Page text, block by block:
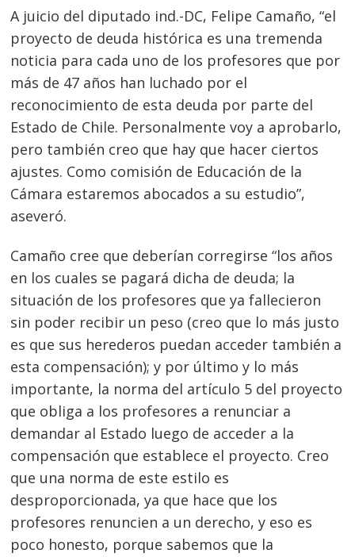
A juicio del diputado ind.-DC, Felipe Camaño, “el
proyecto de deuda histórica es una tremenda
noticia para cada uno de los profesores que por
más de 47 años han luchado por el
reconocimiento de esta deuda por parte del
Estado de Chile. Personalmente voy a aprobarlo,
pero también creo que hay que hacer ciertos
ajustes. Como comisión de Educación de la
Cámara estaremos abocados a su estudio”,
aseveró.
Camaño cree que deberían corregirse “los años
en los cuales se pagará dicha de deuda; la
situación de los profesores que ya fallecieron
sin poder recibir un peso (creo que lo más justo
es que sus herederos puedan acceder también a
esta compensación); y por último y lo más
importante, la norma del artículo 5 del proyecto
que obliga a los profesores a renunciar a
demandar al Estado luego de acceder a la
compensación que establece el proyecto. Creo
que una norma de este estilo es
desproporcionada, ya que hace que los
profesores renuncien a un derecho, y eso es
poco honesto, porque sabemos que la